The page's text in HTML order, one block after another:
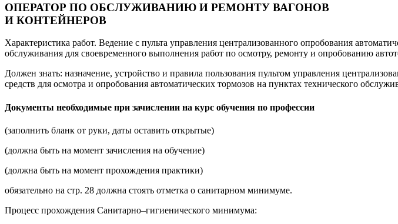
ОПЕРАТОР ПО ОБСЛУЖИВАНИЮ И РЕМОНТУ ВАГОНОВ
И КОНТЕЙНЕРОВ
Характеристика работ. Ведение с пульта управления централизованного опробования
обслуживания для своевременного выполнения работ по осмотру, ремонту и опробованию
Должен знать: назначение, устройство и правила пользования пультом управления
средств для осмотра и опробования автоматических тормозов на пунктах технического
Документы необходимые при зачислении на курс обучения по профессии
(заполнить бланк от руки, даты оставить открытые)
(должна быть на момент зачисления на обучение)
(должна быть на момент прохождения практики)
обязательно на стр. 28 должна стоять отметка о санитарном минимуме.
Процесс прохождения Санитарно–гигиенического минимума: